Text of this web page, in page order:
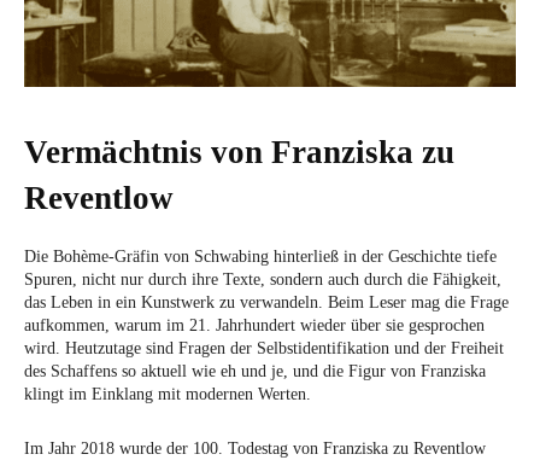
Vermächtnis von Franziska zu
Reventlow
Die Bohème-Gräfin von Schwabing hinterließ in der Geschichte tiefe
Spuren, nicht nur durch ihre Texte, sondern auch durch die Fähigkeit,
das Leben in ein Kunstwerk zu verwandeln. Beim Leser mag die Frage
aufkommen, warum im 21. Jahrhundert wieder über sie gesprochen
wird. Heutzutage sind Fragen der Selbstidentifikation und der Freiheit
des Schaffens so aktuell wie eh und je, und die Figur von Franziska
klingt im Einklang mit modernen Werten.
Im Jahr 2018 wurde der 100. Todestag von Franziska zu Reventlow